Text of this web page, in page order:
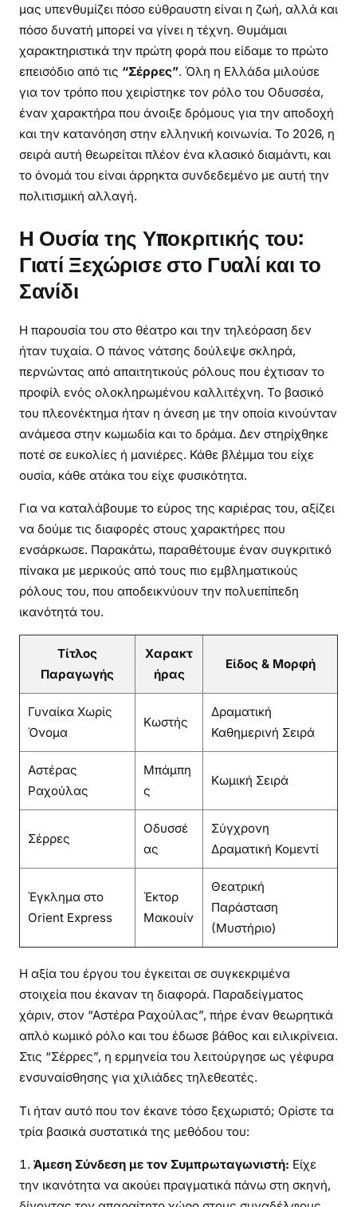
μας υπενθυμίζει πόσο εύθραυστη είναι η ζωή, αλλά και
πόσο δυνατή μπορεί να γίνει η τέχνη. Θυμάμαι
χαρακτηριστικά την πρώτη φορά που είδαμε το πρώτο
επεισόδιο από τις “Σέρρες”. Όλη η Ελλάδα μιλούσε
για τον τρόπο που χειρίστηκε τον ρόλο του Οδυσσέα,
έναν χαρακτήρα που άνοιξε δρόμους για την αποδοχή
και την κατανόηση στην ελληνική κοινωνία. Το 2026, η
σειρά αυτή θεωρείται πλέον ένα κλασικό διαμάντι, και
το όνομά του είναι άρρηκτα συνδεδεμένο με αυτή την
πολιτισμική αλλαγή.
Η Ουσία της Υποκριτικής του:
Γιατί Ξεχώρισε στο Γυαλί και το
Σανίδι
Η παρουσία του στο θέατρο και την τηλεόραση δεν
ήταν τυχαία. Ο πάνος νάτσης δούλεψε σκληρά,
περνώντας από απαιτητικούς ρόλους που έχτισαν το
προφίλ ενός ολοκληρωμένου καλλιτέχνη. Το βασικό
του πλεονέκτημα ήταν η άνεση με την οποία κινούνταν
ανάμεσα στην κωμωδία και το δράμα. Δεν στηρίχθηκε
ποτέ σε ευκολίες ή μανιέρες. Κάθε βλέμμα του είχε
ουσία, κάθε ατάκα του είχε φυσικότητα.
Για να καταλάβουμε το εύρος της καριέρας του, αξίζει
να δούμε τις διαφορές στους χαρακτήρες που
ενσάρκωσε. Παρακάτω, παραθέτουμε έναν συγκριτικό
πίνακα με μερικούς από τους πιο εμβληματικούς
ρόλους του, που αποδεικνύουν την πολυεπίπεδη
ικανότητά του.
Τίτλος
Παραγωγής
Χαρακτ
ήρας
Είδος & Μορφή
Γυναίκα Χωρίς
Όνομα
Κωστής
Δραματική
Καθημερινή Σειρά
Αστέρας
Ραχούλας
Μπάμπη
ς
Κωμική Σειρά
Σέρρες
Οδυσσέ
ας
Σύγχρονη
Δραματική Κομεντί
Έγκλημα στο
Orient Express
Έκτορ
Μακουίν
Θεατρική
Παράσταση
(Μυστήριο)
Η αξία του έργου του έγκειται σε συγκεκριμένα
στοιχεία που έκαναν τη διαφορά. Παραδείγματος
χάριν, στον “Αστέρα Ραχούλας”, πήρε έναν θεωρητικά
απλό κωμικό ρόλο και του έδωσε βάθος και ειλικρίνεια.
Στις “Σέρρες”, η ερμηνεία του λειτούργησε ως γέφυρα
ενσυναίσθησης για χιλιάδες τηλεθεατές.
Τι ήταν αυτό που τον έκανε τόσο ξεχωριστό; Ορίστε τα
τρία βασικά συστατικά της μεθόδου του:
Άμεση Σύνδεση με τον Συμπρωταγωνιστή: Είχε
την ικανότητα να ακούει πραγματικά πάνω στη σκηνή,